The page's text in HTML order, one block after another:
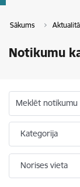
Sākums
Notikumu
Meklēt notikumu
Kategorija
Norises vieta